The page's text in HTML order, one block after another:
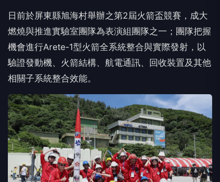
日前於屏東縣旭海村舉辦之第2屆火箭盃競賽，成大
燃燒與推進實驗室團隊為表演組團隊之一；團隊把握
機會進行Arete-1型火箭全系統整合與實際發射，以
驗證發動機、火箭結構、航電通訊、回收裝置及其他
相關子系統整合效能。